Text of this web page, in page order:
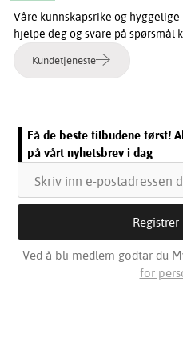
Våre kunnskapsrike og
hjelpe deg og svare på
Kundetjeneste
Få de beste tilbudene først!
på vårt nyhetsbrev i dag
Ved å bli medlem godtar du
for